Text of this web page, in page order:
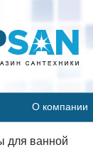
О компании
для ванной